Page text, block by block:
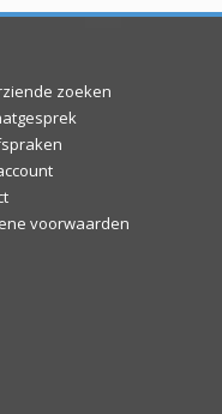
zoeken
voorwaarden